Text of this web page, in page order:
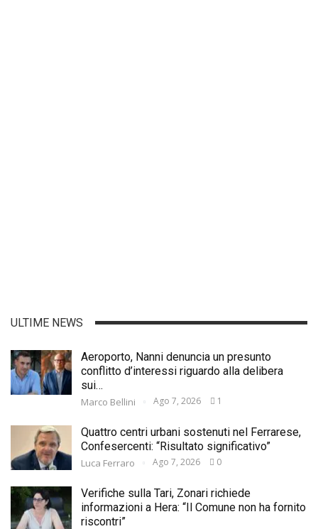
ULTIME NEWS
Aeroporto, Nanni denuncia un presunto
conflitto d’interessi riguardo alla delibera
sui…
Marco Bellini Ago 7, 2026 1
Quattro centri urbani sostenuti nel Ferrarese,
Confesercenti: “Risultato significativo”
Luca Ferraro Ago 7, 2026 0
Verifiche sulla Tari, Zonari richiede
informazioni a Hera: “Il Comune non ha fornito
riscontri”